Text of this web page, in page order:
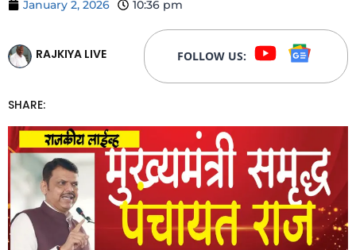
January 2, 2026 10:36 pm
RAJKIYA LIVE FOLLOW US:
SHARE: